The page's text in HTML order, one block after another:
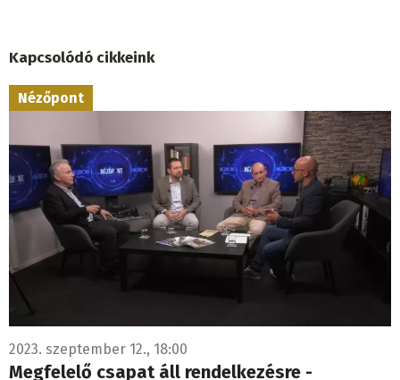
Kapcsolódó cikkeink
Nézőpont
2023. szeptember 12., 18:00
Megfelelő csapat áll rendelkezésre -